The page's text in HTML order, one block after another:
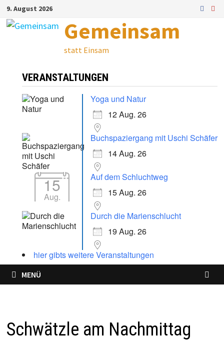
Zum
Inhalt
9. August 2026
Gemeinsam
statt Einsam
VERANSTALTUNGEN
Yoga und Natur
12 Aug. 26
Buchspaziergang mit Uschi Schäfer
14 Aug. 26
15
Aug.
Auf dem Schluchtweg
15 Aug. 26
Durch die Marienschlucht
19 Aug. 26
hier gibts weitere Veranstaltungen
MENÜ
Schwätzle am Nachmittag